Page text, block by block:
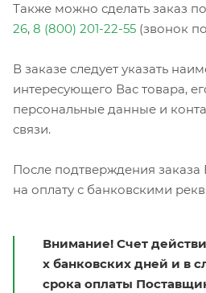
Также можно сделать заказ
26, 8 (800) 201-22-55 (звонок
В заказе следует указать
интересующего Вас товара,
персональные данные и
связи.
После подтверждения заказа
на оплату с банковскими
Внимание! Счет
х банковских дней и в
срока оплаты